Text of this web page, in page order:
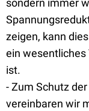
sondern immer
zeigen, kann
ein wesentliches
ist.
- Zum Schutz
vereinbaren wir